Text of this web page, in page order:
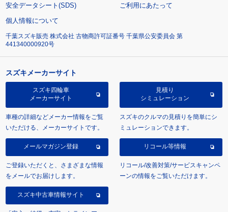
安全データシート(SDS)
ご利用にあたって
個人情報について
千葉スズキ販売 株式会社 古物商許可証番号 千葉県公安委員会 第
441340000920号
スズキメーカーサイト
スズキ四輪車
メーカーサイト
車種の詳細などメーカー情報をご覧
いただける、メーカーサイトです。
見積り
シミュレーション
スズキのクルマの見積りを簡単にシ
ミュレーションできます。
メールマガジン登録
ご登録いただくと、さまざまな情報
をメールでお届けします。
リコール等情報
リコール/改善対策/サービスキャンペ
ーンの情報をご覧いただけます。
スズキ中古車情報サイト